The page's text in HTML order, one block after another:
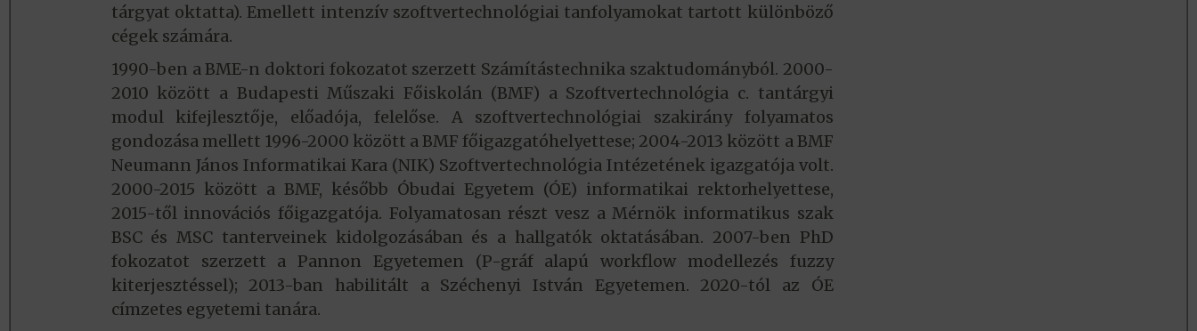
tárgyat oktatta). Emellett intenzív szoftvertechnológiai tanfolyamokat tartott különböző
cégek számára.
1990-ben a BME-n doktori fokozatot szerzett Számítástechnika szaktudományból. 2000-
2010 között a Budapesti Műszaki Főiskolán (BMF) a Szoftvertechnológia c. tantárgyi
modul kifejlesztője, előadója, felelőse. A szoftvertechnológiai szakirány folyamatos
gondozása mellett 1996-2000 között a BMF főigazgatóhelyettese; 2004-2013 között a BMF
Neumann János Informatikai Kara (NIK) Szoftvertechnológia Intézetének igazgatója volt.
2000-2015 között a BMF, később Óbudai Egyetem (ÓE) informatikai rektorhelyettese,
2015-től innovációs főigazgatója. Folyamatosan részt vesz a Mérnök informatikus szak
BSC és MSC tanterveinek kidolgozásában és a hallgatók oktatásában. 2007-ben PhD
fokozatot szerzett a Pannon Egyetemen (P-gráf alapú workflow modellezés fuzzy
kiterjesztéssel); 2013-ban habilitált a Széchenyi István Egyetemen. 2020-tól az ÓE
címzetes egyetemi tanára.